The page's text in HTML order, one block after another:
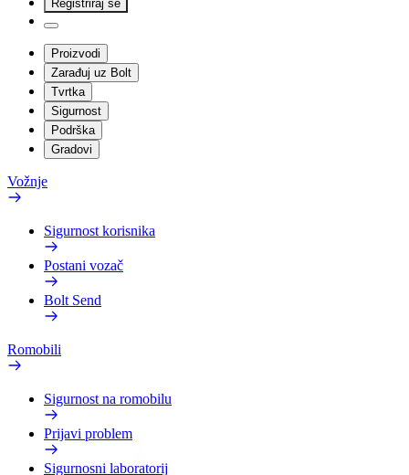
Registriraj se
Proizvodi
Zarađuj uz Bolt
Tvrtka
Sigurnost
Podrška
Gradovi
Vožnje
Sigurnost korisnika
Postani vozač
Bolt Send
Romobili
Sigurnost na romobilu
Prijavi problem
Sigurnosni laboratorij